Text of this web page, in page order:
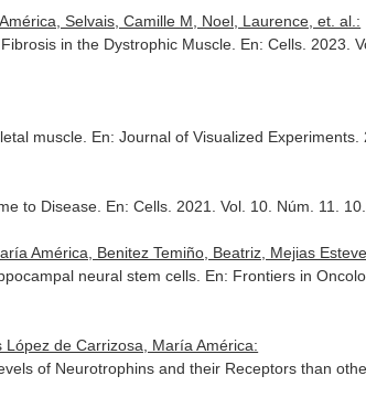
Selvais, Camille M, Noel, Laurence, et. al.:
in the Dystrophic Muscle. En: Cells . 2023.
muscle. En: Journal of Visualized Experiments
to Disease. En: Cells . 2021. Vol. 10. Núm. 11.
América, Benitez Temiño, Beatriz, Mejias
neural stem cells. En: Frontiers in
de Carrizosa, María América:
of Neurotrophins and their Receptors than